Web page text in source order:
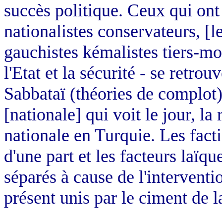
succès politique. Ceux qui
nationalistes conservateurs,
gauchistes kémalistes tiers-
l'Etat et la sécurité - se
Sabbataï (théories de
[nationale] qui voit le jour, la
nationale en Turquie. Les
d'une part et les facteurs
séparés à cause de
présent unis par le ciment de